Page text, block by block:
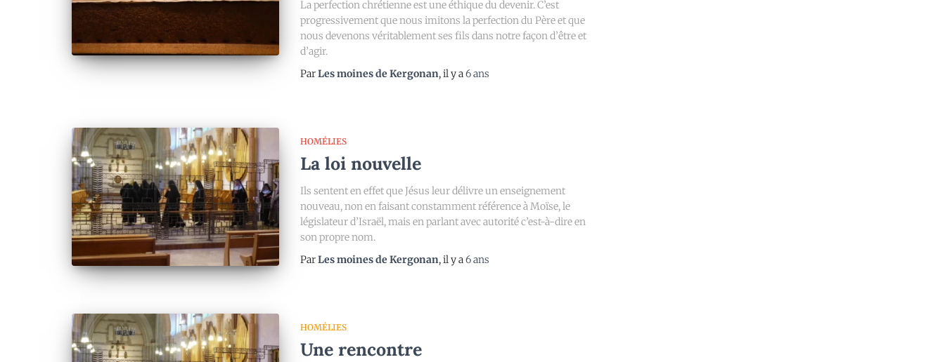
La perfection chrétienne est une éthique du devenir. C’est
progressivement que nous imitons la perfection du Père et que
nous devenons véritablement ses fils dans notre façon d’être et
d’agir.
ParLes moines de Kergonan, il y a6 ans
HOMÉLIES
La loi nouvelle
Ils sentent en effet que Jésus leur délivre un enseignement
nouveau, non en faisant constamment référence à Moïse, le
législateur d’Israël, mais en parlant avec autorité c’est-à-dire en
son propre nom.
ParLes moines de Kergonan, il y a6 ans
HOMÉLIES
Une rencontre